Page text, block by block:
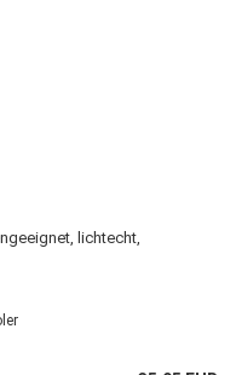
lichtecht,